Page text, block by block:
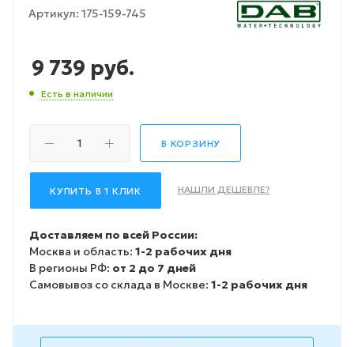
Артикул: 175-159-745
9 739 руб.
Есть в наличии
В КОРЗИНУ
КУПИТЬ В 1 КЛИК НАШЛИ ДЕШЕВЛЕ?
Доставляем по всей России:
Москва и область: 1-2 рабочих дня
В регионы РФ: от 2 до 7 дней
Самовывоз со склада в Москве: 1-2 рабочих дня